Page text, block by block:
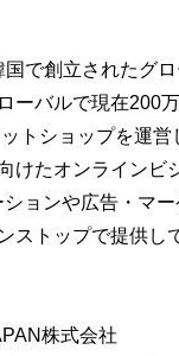
で創立されたグ
ーバルで現在200
トショップを運営
けたオンラインビ
ョンや広告・マ
ストップで提供し
株式会社